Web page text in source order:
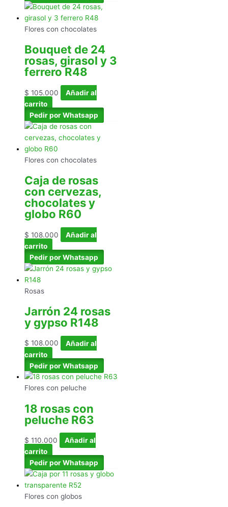
Flores con chocolates
Bouquet de 24
rosas, girasol y 3
ferrero R48
$ 105.000
Añadir al
carrito
Pedir por Whatsapp
Flores con chocolates
Caja de rosas
con cervezas,
chocolates y
globo R60
$ 108.000
Añadir al
carrito
Pedir por Whatsapp
Rosas
Jarrón 24 rosas
y gypso R148
$ 108.000
Añadir al
carrito
Pedir por Whatsapp
Flores con peluche
18 rosas con
peluche R63
$ 110.000
Añadir al
carrito
Pedir por Whatsapp
Flores con globos